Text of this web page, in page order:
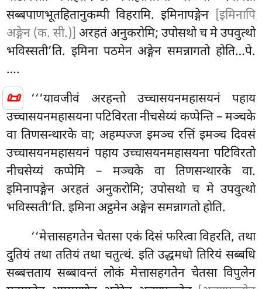
📜
सब्बपाणभूतहितानुकम्पी विहरामि. इमिनापङ्गेन [इमिनापि
अङ्गेन (क. सी.)] अरहतं अनुकरोमि; उपोसथो च मे उपवुत्थो
भविस्सती’ति. इमिना पठमेन अङ्गेन समन्नागतो होति…पे.
….
‘‘‘यावजीवं अरहन्तो उच्चासयनमहासयनं पहाय
उच्चासयनमहासयना पटिविरता नीचसेय्यं कप्पेन्ति– मञ्चके
वा तिणसन्थारके वा; अहम्पज्ज इमञ्च रत्तिं इमञ्च दिवसं
उच्चासयनमहासयनं पहाय उच्चासयनमहासयना पटिविरतो
नीचसेय्यं कप्पेमि – मञ्चके वा तिणसन्थारके वा.
इमिनापङ्गेन अरहतं अनुकरोमि; उपोसथो च मे उपवुत्थो
भविस्सती’ति. इमिना अट्ठमेन अङ्गेन समन्नागतो होति.
‘‘मेत्तासहगतेन चेतसा एकं दिसं फरित्वा विहरति, तथा
दुतियं तथा ततियं तथा चतुत्थं. इति उद्धमधो तिरियं सब्बधि
सब्बत्तताय सब्बावन्तं लोकं मेत्तासहगतेन चेतसा विपुलेन